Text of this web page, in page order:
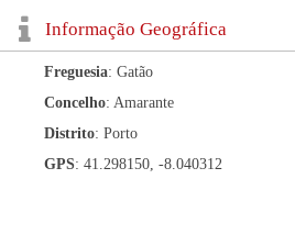
Informação Geográfica
Freguesia: Gatão
Concelho: Amarante
Distrito: Porto
GPS: 41.298150, -8.040312